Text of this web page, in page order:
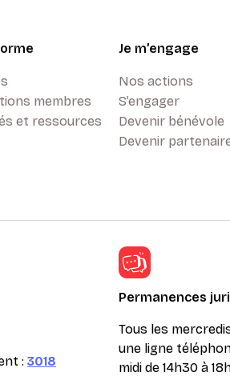
membres
et ressources
Je m’engage
Nos actions
S’engager
Devenir bénévole
Devenir
: 3018
Permanences
Tous les
une ligne
midi de 14h30 à